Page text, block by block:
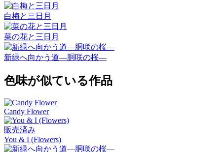
白梅と三日月
菜の花と三日月
新緑へ向かう道―胴咲の桜―
色味が似ている作品
Candy Flower
販売済み
You & I (Flowers)